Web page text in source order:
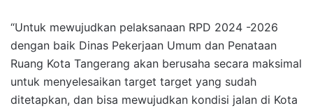
“Untuk mewujudkan pelaksanaan RPD 2024 -2026
dengan baik Dinas Pekerjaan Umum dan Penataan
Ruang Kota Tangerang akan berusaha secara maksimal
untuk menyelesaikan target target yang sudah
ditetapkan, dan bisa mewujudkan kondisi jalan di Kota